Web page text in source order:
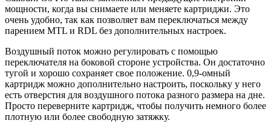
мощности, когда вы снимаете или меняете картриджи. Это
очень удобно, так как позволяет вам переключаться между
парением MTL и RDL без дополнительных настроек.
Воздушный поток можно регулировать с помощью
переключателя на боковой стороне устройства. Он достаточно
тугой и хорошо сохраняет свое положение. 0,9-омный
картридж можно дополнительно настроить, поскольку у него
есть отверстия для воздушного потока разного размера на дне.
Просто переверните картридж, чтобы получить немного более
плотную или более свободную затяжку.